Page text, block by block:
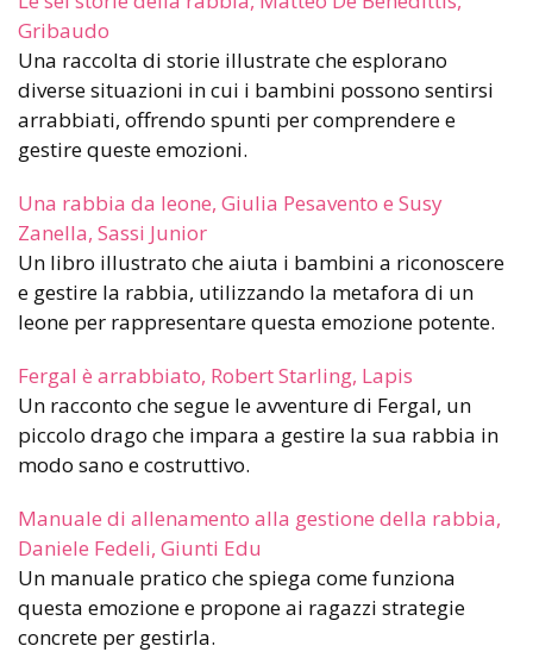
Gribaudo
Una raccolta di storie illustrate che esplorano
diverse situazioni in cui i bambini possono sentirsi
arrabbiati, offrendo spunti per comprendere e
gestire queste emozioni.
Una rabbia da leone, Giulia Pesavento e Susy
Zanella, Sassi Junior
Un libro illustrato che aiuta i bambini a riconoscere
e gestire la rabbia, utilizzando la metafora di un
leone per rappresentare questa emozione potente.
Fergal è arrabbiato, Robert Starling, Lapis
Un racconto che segue le avventure di Fergal, un
piccolo drago che impara a gestire la sua rabbia in
modo sano e costruttivo.
Manuale di allenamento alla gestione della rabbia,
Daniele Fedeli, Giunti Edu
Un manuale pratico che spiega come funziona
questa emozione e propone ai ragazzi strategie
concrete per gestirla.